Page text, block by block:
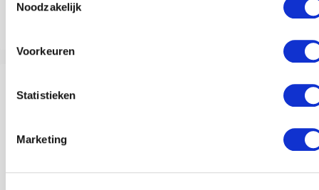
Noodzakelijk
Voorkeuren
Statistieken
Marketing